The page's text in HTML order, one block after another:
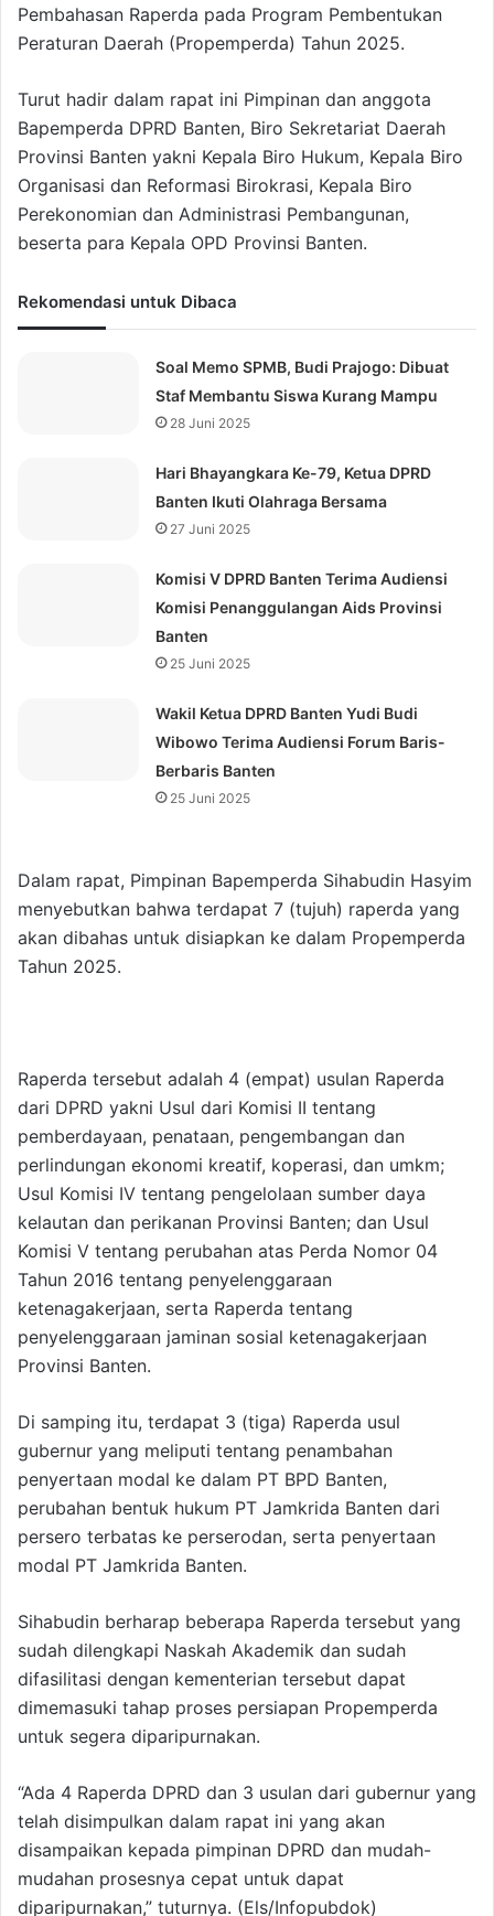
Pembahasan Raperda pada Program Pembentukan
Peraturan Daerah (Propemperda) Tahun 2025.
Turut hadir dalam rapat ini Pimpinan dan anggota
Bapemperda DPRD Banten, Biro Sekretariat Daerah
Provinsi Banten yakni Kepala Biro Hukum, Kepala Biro
Organisasi dan Reformasi Birokrasi, Kepala Biro
Perekonomian dan Administrasi Pembangunan,
beserta para Kepala OPD Provinsi Banten.
Rekomendasi untuk Dibaca
Soal Memo SPMB, Budi Prajogo: Dibuat
Staf Membantu Siswa Kurang Mampu
28 Juni 2025
Hari Bhayangkara Ke-79, Ketua DPRD
Banten Ikuti Olahraga Bersama
27 Juni 2025
Komisi V DPRD Banten Terima Audiensi
Komisi Penanggulangan Aids Provinsi
Banten
25 Juni 2025
Wakil Ketua DPRD Banten Yudi Budi
Wibowo Terima Audiensi Forum Baris-
Berbaris Banten
25 Juni 2025
Dalam rapat, Pimpinan Bapemperda Sihabudin Hasyim
menyebutkan bahwa terdapat 7 (tujuh) raperda yang
akan dibahas untuk disiapkan ke dalam Propemperda
Tahun 2025.
Raperda tersebut adalah 4 (empat) usulan Raperda
dari DPRD yakni Usul dari Komisi II tentang
pemberdayaan, penataan, pengembangan dan
perlindungan ekonomi kreatif, koperasi, dan umkm;
Usul Komisi IV tentang pengelolaan sumber daya
kelautan dan perikanan Provinsi Banten; dan Usul
Komisi V tentang perubahan atas Perda Nomor 04
Tahun 2016 tentang penyelenggaraan
ketenagakerjaan, serta Raperda tentang
penyelenggaraan jaminan sosial ketenagakerjaan
Provinsi Banten.
Di samping itu, terdapat 3 (tiga) Raperda usul
gubernur yang meliputi tentang penambahan
penyertaan modal ke dalam PT BPD Banten,
perubahan bentuk hukum PT Jamkrida Banten dari
persero terbatas ke perserodan, serta penyertaan
modal PT Jamkrida Banten.
Sihabudin berharap beberapa Raperda tersebut yang
sudah dilengkapi Naskah Akademik dan sudah
difasilitasi dengan kementerian tersebut dapat
dimemasuki tahap proses persiapan Propemperda
untuk segera diparipurnakan.
“Ada 4 Raperda DPRD dan 3 usulan dari gubernur yang
telah disimpulkan dalam rapat ini yang akan
disampaikan kepada pimpinan DPRD dan mudah-
mudahan prosesnya cepat untuk dapat
diparipurnakan,” tuturnya. (Els/Infopubdok)